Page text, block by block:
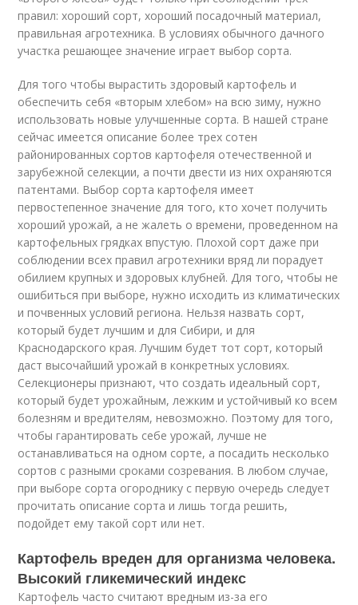
правил: хороший сорт, хороший посадочный материал,
правильная агротехника. В условиях обычного дачного
участка решающее значение играет выбор сорта.
Для того чтобы вырастить здоровый картофель и
обеспечить себя «вторым хлебом» на всю зиму, нужно
использовать новые улучшенные сорта. В нашей стране
сейчас имеется описание более трех сотен
районированных сортов картофеля отечественной и
зарубежной селекции, а почти двести из них охраняются
патентами. Выбор сорта картофеля имеет
первостепенное значение для того, кто хочет получить
хороший урожай, а не жалеть о времени, проведенном на
картофельных грядках впустую. Плохой сорт даже при
соблюдении всех правил агротехники вряд ли порадует
обилием крупных и здоровых клубней. Для того, чтобы не
ошибиться при выборе, нужно исходить из климатических
и почвенных условий региона. Нельзя назвать сорт,
который будет лучшим и для Сибири, и для
Краснодарского края. Лучшим будет тот сорт, который
даст высочайший урожай в конкретных условиях.
Селекционеры признают, что создать идеальный сорт,
который будет урожайным, лежким и устойчивый ко всем
болезням и вредителям, невозможно. Поэтому для того,
чтобы гарантировать себе урожай, лучше не
останавливаться на одном сорте, а посадить несколько
сортов с разными сроками созревания. В любом случае,
при выборе сорта огороднику с первую очередь следует
прочитать описание сорта и лишь тогда решить,
подойдет ему такой сорт или нет.
Картофель вреден для организма человека.
Высокий гликемический индекс
Картофель часто считают вредным из-за его